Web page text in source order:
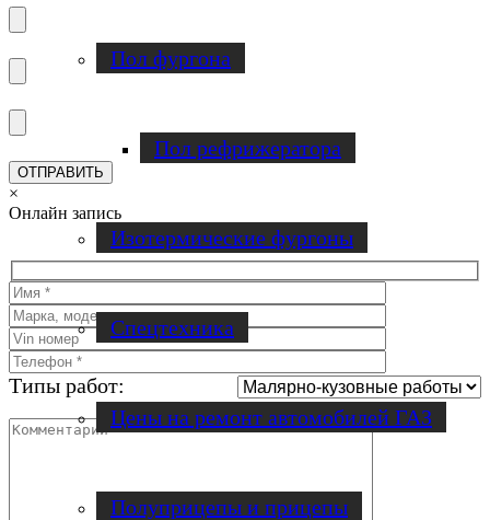
Пол фургона
Пол рефрижератора
Изотермические фургоны
Спецтехника
Цены на ремонт автомобилей ГАЗ
Полуприцепы и прицепы
×
Онлайн запись
Типы работ: